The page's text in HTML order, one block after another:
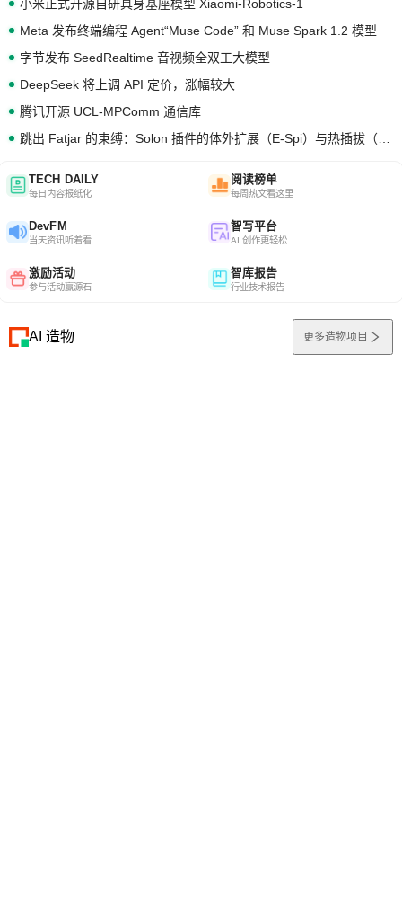
小米正式开源自研具身基座模型 Xiaomi-Robotics-1
Meta 发布终端编程 Agent“Muse Code” 和 Muse Spark 1.2 模型
字节发布 SeedRealtime 音视频全双工大模型
DeepSeek 将上调 API 定价，涨幅较大
腾讯开源 UCL-MPComm 通信库
TECH DAILY
每日内容报纸化
阅读榜单
每周热文看这里
DevFM
当天资讯听着看
智写平台
AI 创作更轻松
激励活动
参与活动赢源石
智库报告
行业技术报告
AI 造物 更多造物项目